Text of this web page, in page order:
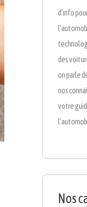
d’info
des
on parle
nos
votre
Nos